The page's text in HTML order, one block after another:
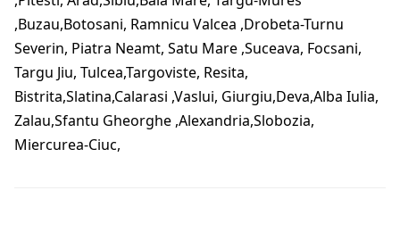
,Buzau,Botosani, Ramnicu Valcea ,Drobeta-Turnu
Severin, Piatra Neamt, Satu Mare ,Suceava, Focsani,
Targu Jiu, Tulcea,Targoviste, Resita,
Bistrita,Slatina,Calarasi ,Vaslui, Giurgiu,Deva,Alba Iulia,
Zalau,Sfantu Gheorghe ,Alexandria,Slobozia,
Miercurea-Ciuc,